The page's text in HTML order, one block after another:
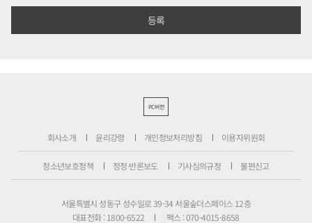
PC버전
회사소개 윤리강령 개인정보처리방침 이용자위원회
청소년보호정책 정정·반론보도 기사심의규정 불편신고
서울특별시 성동구 성수일로 39-34 서울숲더스페이스 12층
대표전화 : 1800-6522
팩스 : 070-4015-8658